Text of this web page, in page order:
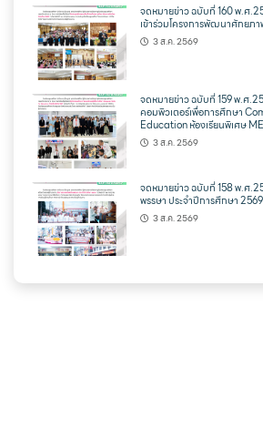
จดหมายข่าว ฉบับที่ 160 พ.ศ
เข้าร่วมโครงการพัฒนาศักยภ
3 ส.ค. 2569
จดหมายข่าว ฉบับที่ 159 พ.ศ
คอมพิวเตอร์เพื่อการศึกษา
Education ห้องเรียนพิเศษ
3 ส.ค. 2569
จดหมายข่าว ฉบับที่ 158 พ.ศ
พรรษา ประจำปีการศึกษา 2569
3 ส.ค. 2569